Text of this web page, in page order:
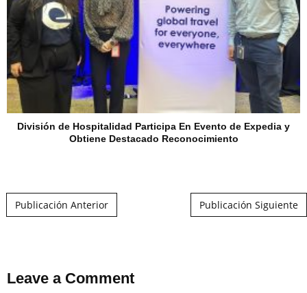
División de Hospitalidad Participa En Evento de Expedia y
Obtiene Destacado Reconocimiento
Publicación Anterior Publicación Siguiente
Leave a Comment